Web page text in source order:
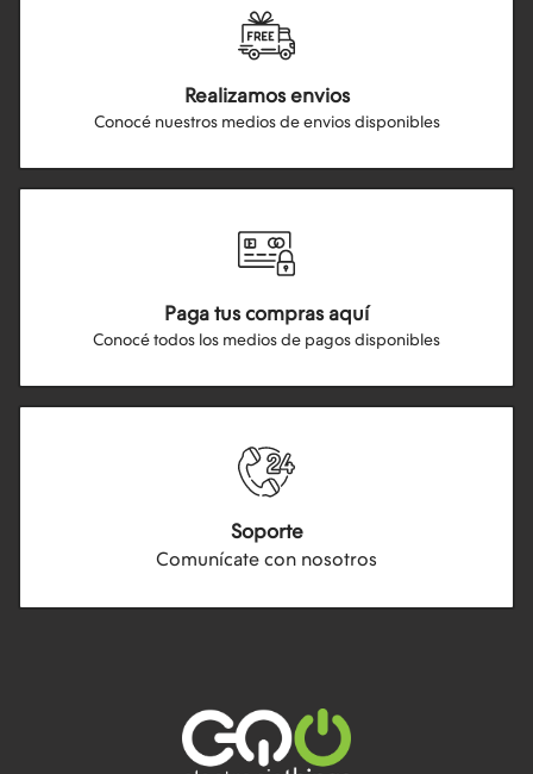
Realizamos envios
Conocé nuestros medios de envios disponibles
Paga tus compras aquí
Conocé todos los medios de pagos disponibles
Soporte
Comunícate con nosotros